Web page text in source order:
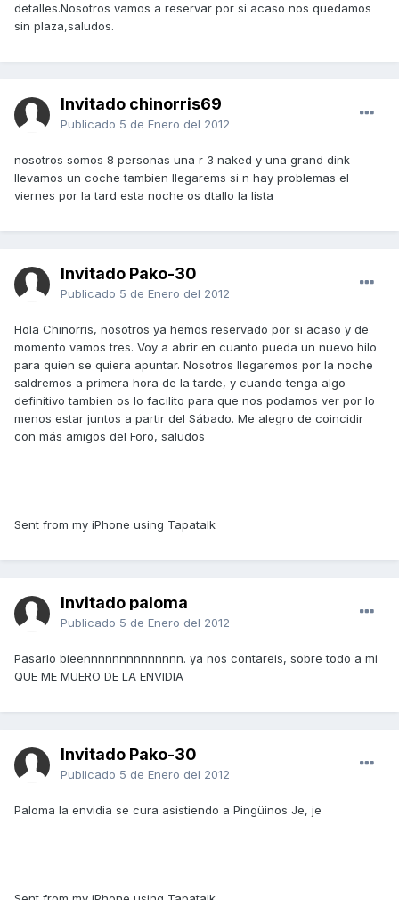
detalles.Nosotros vamos a reservar por si acaso nos quedamos
sin plaza,saludos.
Invitado chinorris69
Publicado 5 de Enero del 2012
nosotros somos 8 personas una r 3 naked y una grand dink
llevamos un coche tambien llegarems si n hay problemas el
viernes por la tard esta noche os dtallo la lista
Invitado Pako-30
Publicado 5 de Enero del 2012
Hola Chinorris, nosotros ya hemos reservado por si acaso y de
momento vamos tres. Voy a abrir en cuanto pueda un nuevo hilo
para quien se quiera apuntar. Nosotros llegaremos por la noche
saldremos a primera hora de la tarde, y cuando tenga algo
definitivo tambien os lo facilito para que nos podamos ver por lo
menos estar juntos a partir del Sábado. Me alegro de coincidir
con más amigos del Foro, saludos
Sent from my iPhone using Tapatalk
Invitado paloma
Publicado 5 de Enero del 2012
Pasarlo bieennnnnnnnnnnnnn. ya nos contareis, sobre todo a mi
QUE ME MUERO DE LA ENVIDIA
Invitado Pako-30
Publicado 5 de Enero del 2012
Paloma la envidia se cura asistiendo a Pingüinos Je, je